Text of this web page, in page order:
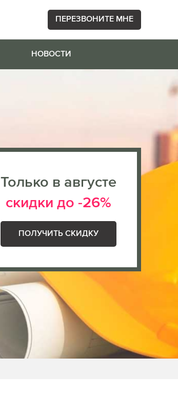
ПЕРЕЗВОНИТЕ МНЕ
НОВОСТИ
Только в августе
скидки до -26%
ПОЛУЧИТЬ СКИДКУ